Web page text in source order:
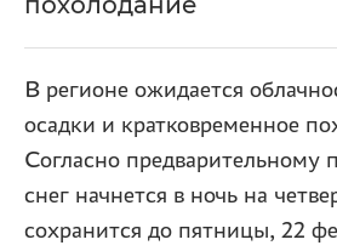
В регионе ожидается
осадки и кратковременное
Согласно предварительному
снег начнется в ночь на
сохранится до пятницы, 22